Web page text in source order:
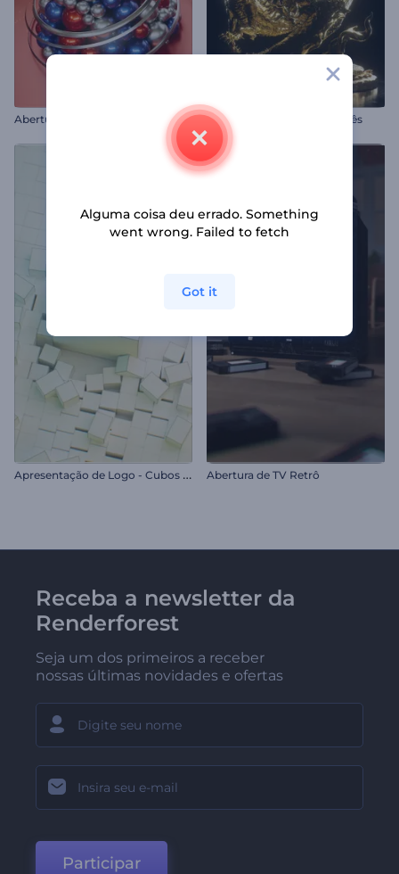
A
bertura com Enfeites de Árvore de Natal Abertura com Dragão Chinês
A
presentação de Logo - Cubos Fragmentados Abertura de TV Retrô
Receba a newsletter da
Renderforest
Seja um dos primeiros a receber
nossas últimas novidades e ofertas
Participar
Alguma coisa deu errado. Something
went wrong. Failed to fetch
Got it